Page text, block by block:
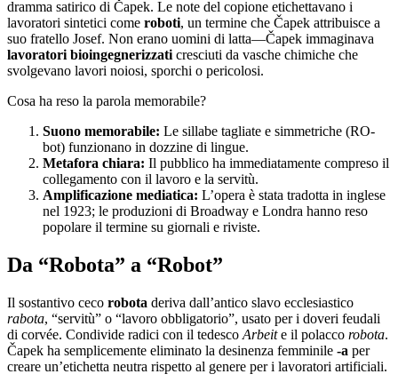
dramma satirico di Čapek. Le note del copione etichettavano i
lavoratori sintetici come roboti, un termine che Čapek attribuisce a
suo fratello Josef. Non erano uomini di latta—Čapek immaginava
lavoratori bioingegnerizzati cresciuti da vasche chimiche che
svolgevano lavori noiosi, sporchi o pericolosi.
Cosa ha reso la parola memorabile?
Suono memorabile: Le sillabe tagliate e simmetriche (RO-
bot) funzionano in dozzine di lingue.
Metafora chiara: Il pubblico ha immediatamente compreso il
collegamento con il lavoro e la servitù.
Amplificazione mediatica: L’opera è stata tradotta in inglese
nel 1923; le produzioni di Broadway e Londra hanno reso
popolare il termine su giornali e riviste.
Da “Robota” a “Robot”
Il sostantivo ceco robota deriva dall’antico slavo ecclesiastico
rabota, “servitù” o “lavoro obbligatorio”, usato per i doveri feudali
di corvée. Condivide radici con il tedesco Arbeite il polacco robota.
Čapek ha semplicemente eliminato la desinenza femminile -a per
creare un’etichetta neutra rispetto al genere per i lavoratori artificiali.